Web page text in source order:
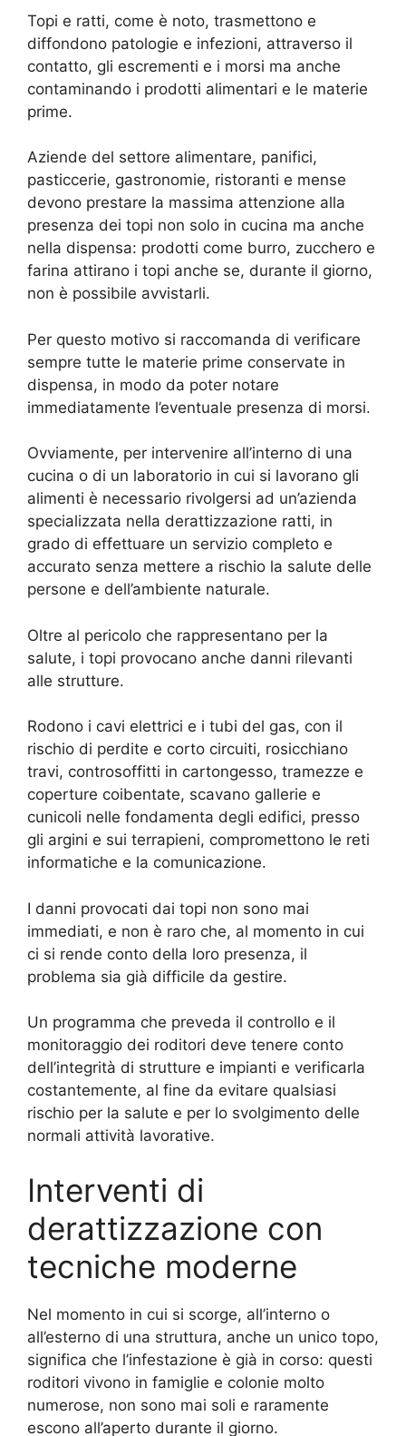
Topi e ratti, come è noto, trasmettono e
diffondono patologie e infezioni, attraverso il
contatto, gli escrementi e i morsi ma anche
contaminando i prodotti alimentari e le materie
prime.
Aziende del settore alimentare, panifici,
pasticcerie, gastronomie, ristoranti e mense
devono prestare la massima attenzione alla
presenza dei topi non solo in cucina ma anche
nella dispensa: prodotti come burro, zucchero e
farina attirano i topi anche se, durante il giorno,
non è possibile avvistarli.
Per questo motivo si raccomanda di verificare
sempre tutte le materie prime conservate in
dispensa, in modo da poter notare
immediatamente l’eventuale presenza di morsi.
Ovviamente, per intervenire all’interno di una
cucina o di un laboratorio in cui si lavorano gli
alimenti è necessario rivolgersi ad un’azienda
specializzata nella derattizzazione ratti, in
grado di effettuare un servizio completo e
accurato senza mettere a rischio la salute delle
persone e dell’ambiente naturale.
Oltre al pericolo che rappresentano per la
salute, i topi provocano anche danni rilevanti
alle strutture.
Rodono i cavi elettrici e i tubi del gas, con il
rischio di perdite e corto circuiti, rosicchiano
travi, controsoffitti in cartongesso, tramezze e
coperture coibentate, scavano gallerie e
cunicoli nelle fondamenta degli edifici, presso
gli argini e sui terrapieni, compromettono le reti
informatiche e la comunicazione.
I danni provocati dai topi non sono mai
immediati, e non è raro che, al momento in cui
ci si rende conto della loro presenza, il
problema sia già difficile da gestire.
Un programma che preveda il controllo e il
monitoraggio dei roditori deve tenere conto
dell’integrità di strutture e impianti e verificarla
costantemente, al fine da evitare qualsiasi
rischio per la salute e per lo svolgimento delle
normali attività lavorative.
Interventi di
derattizzazione con
tecniche moderne
Nel momento in cui si scorge, all’interno o
all’esterno di una struttura, anche un unico topo,
significa che l’infestazione è già in corso: questi
roditori vivono in famiglie e colonie molto
numerose, non sono mai soli e raramente
escono all’aperto durante il giorno.